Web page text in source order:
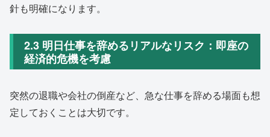
針も明確になります。
2.3 明日仕事を辞めるリアルなリスク：即座の
経済的危機を考慮
突然の退職や会社の倒産など、急な仕事を辞める場面も想
定しておくことは大切です。